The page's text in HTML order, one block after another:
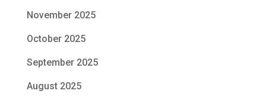
November 2025
October 2025
September 2025
August 2025